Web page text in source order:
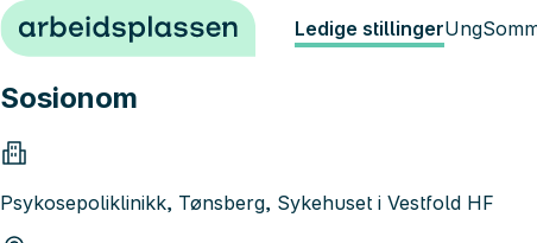
Hopp til innhold Ledige stillingerUng
Sosionom
Psykosepoliklinikk, Tønsberg, Sykehuset i Vestfold HF